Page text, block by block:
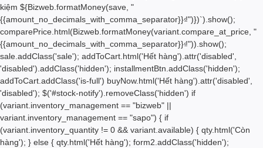
kiệm ${Bizweb.formatMoney(save, "
{{amount_no_decimals_with_comma_separator}}₫")})`).show();
comparePrice.html(Bizweb.formatMoney(variant.compare_at_price, "
{{amount_no_decimals_with_comma_separator}}₫")).show();
sale.addClass('sale'); addToCart.html('Hết hàng').attr('disabled',
'disabled').addClass('hidden'); installmentBtn.addClass('hidden');
addToCart.addClass('is-full') buyNow.html('Hết hàng').attr('disabled',
'disabled'); $('#stock-notify').removeClass('hidden') if
(variant.inventory_management == "bizweb" ||
variant.inventory_management == "sapo") { if
(variant.inventory_quantity != 0 && variant.available) { qty.html('Còn
hàng'); } else { qty.html('Hết hàng'); form2.addClass('hidden');